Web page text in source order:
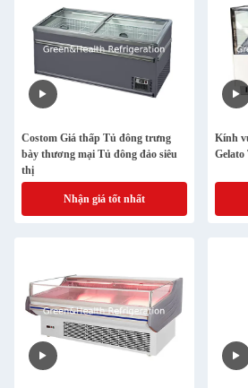
Costom Giá thấp Tủ đông trưng
bày thương mại Tủ đông đảo siêu
thị
Nhận giá tốt nhất
Kính